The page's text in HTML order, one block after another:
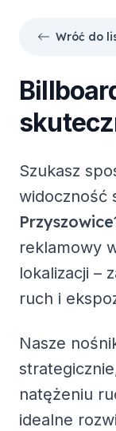
Wróć do
Szukasz
widoczność
Przyszowice
reklamowy
lokalizacji –
ruch i
Nasze
natężeniu
idealne